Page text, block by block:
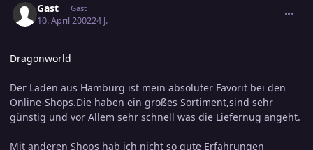
Gast Gast
10. April 200224 J.
Dragonworld
Der Laden aus Hamburg ist mein absoluter Favorit bei den
Online-Shops.Die haben ein großes Sortiment,sind sehr
günstig und vor Allem sehr schnell was die Liefernug angeht.
Mit anderen Shops hab ich nicht so gute Erfahrungen